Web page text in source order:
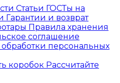
Статьи ГОСТы на
Гарантии и возврат
Правила хранения
соглашение
персональных
Рассчитайте